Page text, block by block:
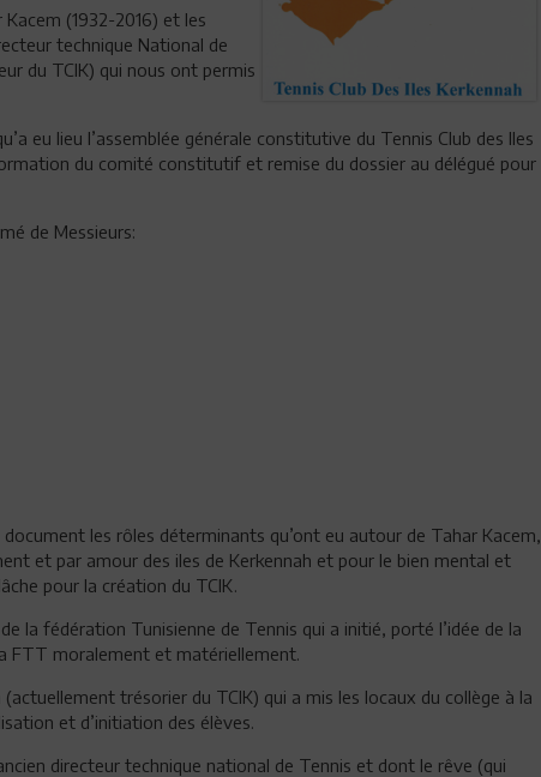
(1932-2016) et les
technique National de
du TCIK) qui nous ont permis
eu lieu l’assemblée générale constitutive du Tennis Club des Iles
du comité constitutif et remise du dossier au délégué pour
de Messieurs:
les rôles déterminants qu’ont eu autour de Tahar Kacem,
et par amour des iles de Kerkennah et pour le bien mental et
pour la création du TCIK.
la fédération Tunisienne de Tennis qui a initié, porté l’idée de la
FTT moralement et matériellement.
trésorier du TCIK) qui a mis les locaux du collège à la
et d’initiation des élèves.
directeur technique national de Tennis et dont le rêve (qui